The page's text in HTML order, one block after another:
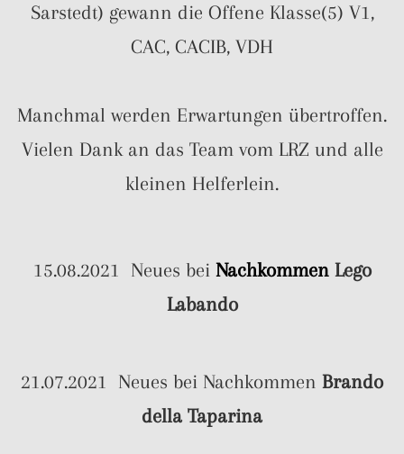
Sarstedt) gewann die Offene Klasse(5) V1,
CAC, CACIB, VDH
Manchmal werden Erwartungen übertroffen.
Vielen Dank an das Team vom LRZ und alle
kleinen Helferlein.
15.08.2021 Neues bei Nachkommen Lego
Labando
21.07.2021 Neues bei Nachkommen Brando
della Taparina